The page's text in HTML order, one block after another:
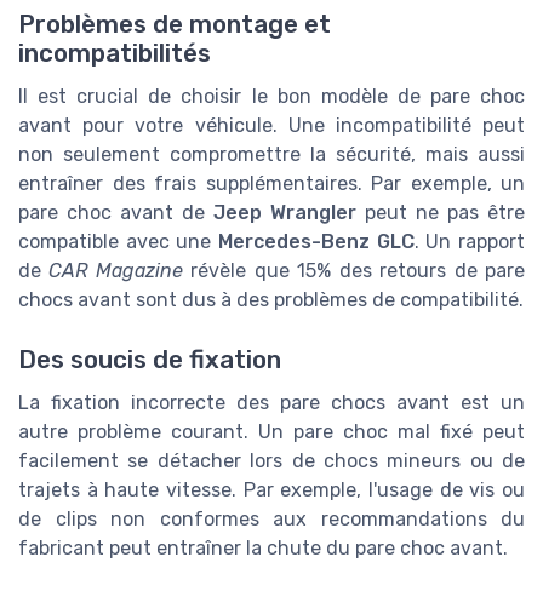
Problèmes de montage et
incompatibilités
Il est crucial de choisir le bon modèle de pare choc
avant pour votre véhicule. Une incompatibilité peut
non seulement compromettre la sécurité, mais aussi
entraîner des frais supplémentaires. Par exemple, un
pare choc avant de Jeep Wrangler peut ne pas être
compatible avec une Mercedes-Benz GLC. Un rapport
deCAR Magazinerévèle que 15% des retours de pare
chocs avant sont dus à des problèmes de compatibilité.
Des soucis de fixation
La fixation incorrecte des pare chocs avant est un
autre problème courant. Un pare choc mal fixé peut
facilement se détacher lors de chocs mineurs ou de
trajets à haute vitesse. Par exemple, l'usage de vis ou
de clips non conformes aux recommandations du
fabricant peut entraîner la chute du pare choc avant.